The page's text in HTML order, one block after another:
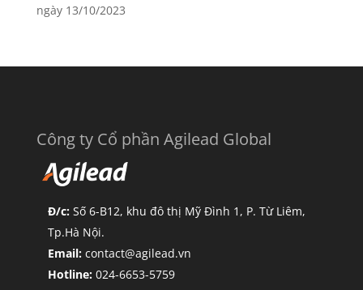
ngày 13/10/2023
Công ty Cổ phần Agilead Global
Đ/c:Số 6-B12, khu đô thị Mỹ Đình 1, P. Từ Liêm,
Tp.Hà Nội.
Email: contact@agilead.vn
Hotline:024-6653-5759